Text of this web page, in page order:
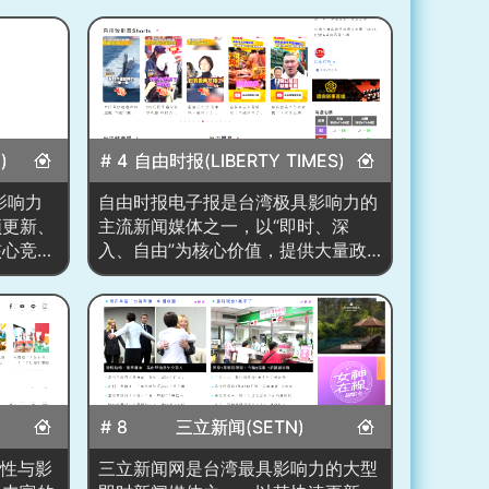
响力
新、
竞争
新闻
时事
消
八卦
新闻
频道
使用
新闻
态，
# 4 自由时报(LIBERTY TIMES)
自由时报电子报是台湾极具影响力的
主流新闻媒体之一，以“即时、深
入、自由”为核心价值，提供大量政
治、财经、社会、生活、国际、娱乐
与评论类新闻。首页采用传统媒体式
布局，以大图焦点新闻搭配右侧即时
要闻、滚动更新、多领域专题，并整
合“LTN 视频”、“LTN Shorts”、“专题
报道”等多媒体内容。网站强调本地
深度新闻报导，并辅以强烈的媒体观
点与议题关注，同时提供科学、数
位、运动、汽车、财经等专栏，整体
与影
# 8
三立新闻(SETN)
三立新闻网是台湾最具影响力的大型